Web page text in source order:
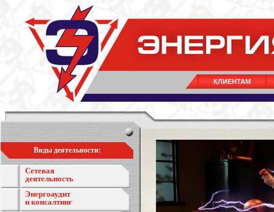
КЛИЕНТАМ
Виды деятельности:
Сетевая
деятельность
Энергоаудит
и консалтинг